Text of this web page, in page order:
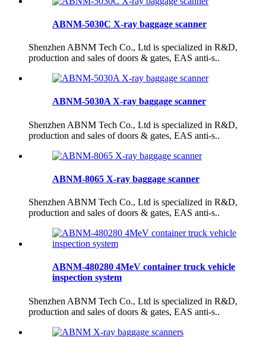
ABNM-5030C X-ray baggage scanner
Shenzhen ABNM Tech Co., Ltd is specialized in R&D,
production and sales of doors & gates, EAS anti-s..
ABNM-5030A X-ray baggage scanner
Shenzhen ABNM Tech Co., Ltd is specialized in R&D,
production and sales of doors & gates, EAS anti-s..
ABNM-8065 X-ray baggage scanner
Shenzhen ABNM Tech Co., Ltd is specialized in R&D,
production and sales of doors & gates, EAS anti-s..
ABNM-480280 4MeV container truck vehicle
inspection system
Shenzhen ABNM Tech Co., Ltd is specialized in R&D,
production and sales of doors & gates, EAS anti-s..